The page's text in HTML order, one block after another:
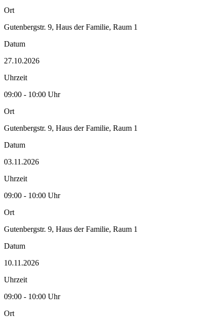
Ort
Gutenbergstr. 9, Haus der Familie, Raum 1
Datum
27.10.2026
Uhrzeit
09:00 - 10:00 Uhr
Ort
Gutenbergstr. 9, Haus der Familie, Raum 1
Datum
03.11.2026
Uhrzeit
09:00 - 10:00 Uhr
Ort
Gutenbergstr. 9, Haus der Familie, Raum 1
Datum
10.11.2026
Uhrzeit
09:00 - 10:00 Uhr
Ort